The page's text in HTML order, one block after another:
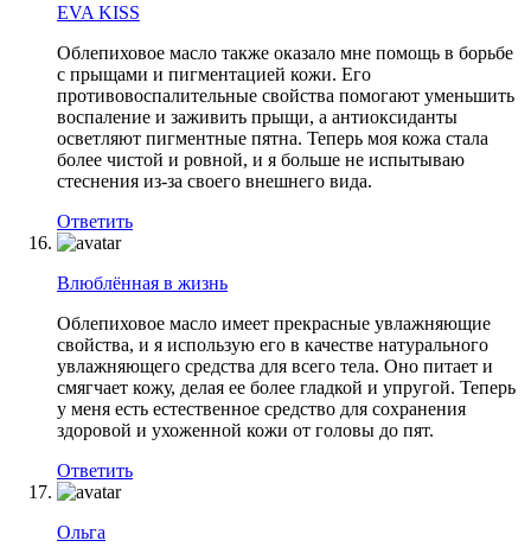
EVA KISS
Облепиховое масло также оказало мне помощь в борьбе
с прыщами и пигментацией кожи. Его
противовоспалительные свойства помогают уменьшить
воспаление и заживить прыщи, а антиоксиданты
осветляют пигментные пятна. Теперь моя кожа стала
более чистой и ровной, и я больше не испытываю
стеснения из-за своего внешнего вида.
Ответить
Влюблённая в жизнь
Облепиховое масло имеет прекрасные увлажняющие
свойства, и я использую его в качестве натурального
увлажняющего средства для всего тела. Оно питает и
смягчает кожу, делая ее более гладкой и упругой. Теперь
у меня есть естественное средство для сохранения
здоровой и ухоженной кожи от головы до пят.
Ответить
Ольга